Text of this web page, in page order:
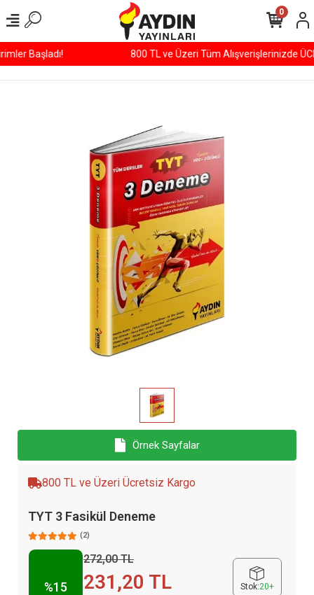
800 TL ve Üzeri Tüm Alışverişlerinizde ÜCRETSİZ KARGO!
0
Örnek Sayfalar
800 TL ve Üzeri Ücretsiz Kargo
TYT 3 Fasikül Deneme
(2)
%15
272,00 TL
231,20 TL Stok:20+